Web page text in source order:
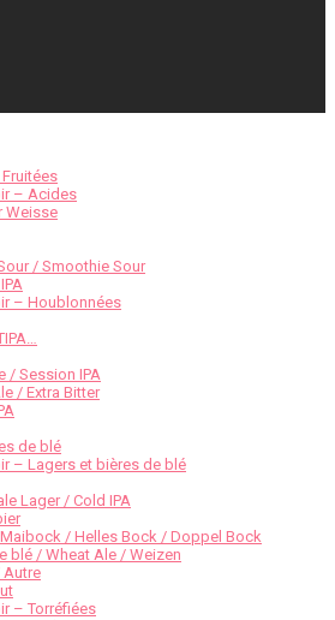
– Acides
Weisse
/ Smoothie Sour
– Houblonnées
/ Session IPA
/ Extra Bitter
de blé
– Lagers et bières de blé
Lager / Cold IPA
/ Helles Bock / Doppel Bock
blé / Wheat Ale / Weizen
Autre
– Torréfiées